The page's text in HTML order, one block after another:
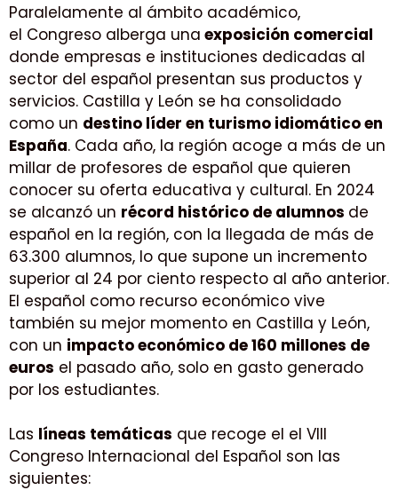
Paralelamente al ámbito académico,
el Congreso alberga una exposición comercial
donde empresas e instituciones dedicadas al
sector del español presentan sus productos y
servicios. Castilla y León se ha consolidado
como un destino líder en turismo idiomático en
España. Cada año, la región acoge a más de un
millar de profesores de español que quieren
conocer su oferta educativa y cultural. En 2024
se alcanzó un récord histórico de alumnos de
español en la región, con la llegada de más de
63.300 alumnos, lo que supone un incremento
superior al 24 por ciento respecto al año anterior.
El español como recurso económico vive
también su mejor momento en Castilla y León,
con un impacto económico de 160 millones de
euros el pasado año, solo en gasto generado
por los estudiantes.
Las líneas temáticas que recoge el el VIII
Congreso Internacional del Español son las
siguientes: